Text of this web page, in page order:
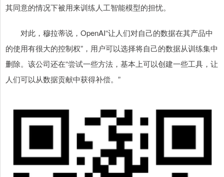
其同意的情况下被用来训练人工智能模型的担忧。
对此，穆拉蒂说，OpenAI“让人们对自己的数据在其产品中
的使用有很大的控制权”，用户可以选择将自己的数据从训练集中
删除。该公司还在“尝试一些方法，基本上可以创建一些工具，让
人们可以从数据贡献中获得补偿。”